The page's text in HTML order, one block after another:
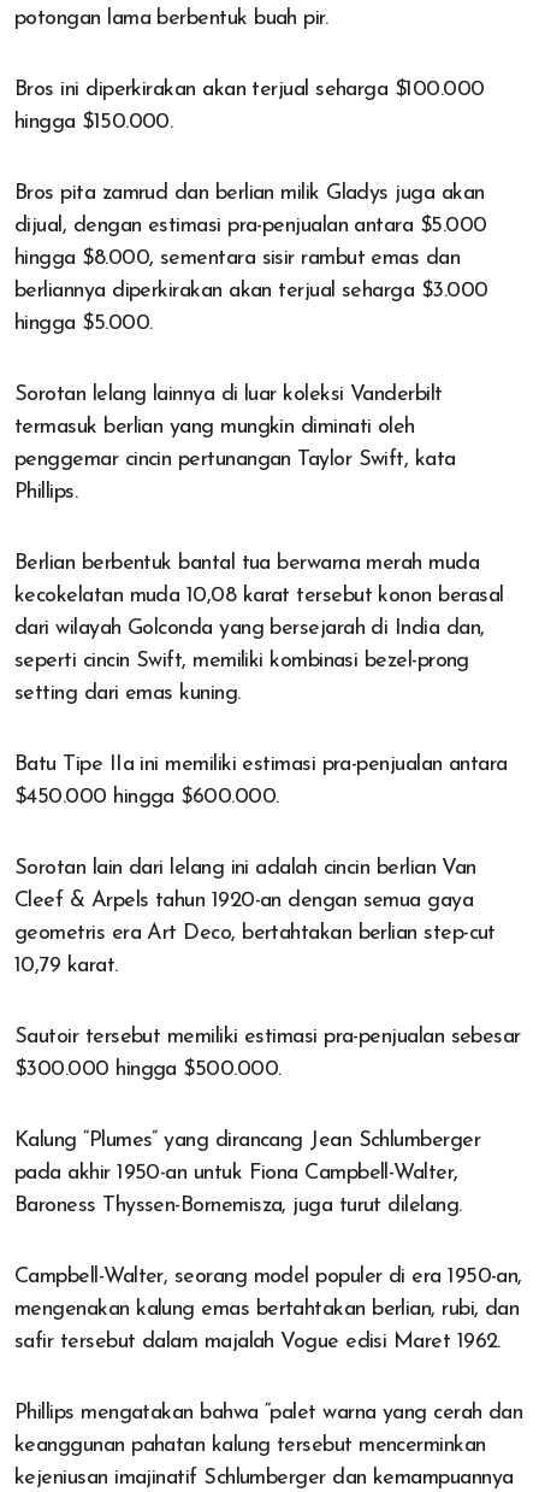
potongan lama berbentuk buah pir.
Bros ini diperkirakan akan terjual seharga $100.000
hingga $150.000.
Bros pita zamrud dan berlian milik Gladys juga akan
dijual, dengan estimasi pra-penjualan antara $5.000
hingga $8.000, sementara sisir rambut emas dan
berliannya diperkirakan akan terjual seharga $3.000
hingga $5.000.
Sorotan lelang lainnya di luar koleksi Vanderbilt
termasuk berlian yang mungkin diminati oleh
penggemar cincin pertunangan Taylor Swift, kata
Phillips.
Berlian berbentuk bantal tua berwarna merah muda
kecokelatan muda 10,08 karat tersebut konon berasal
dari wilayah Golconda yang bersejarah di India dan,
seperti cincin Swift, memiliki kombinasi bezel-prong
setting dari emas kuning.
Batu Tipe IIa ini memiliki estimasi pra-penjualan antara
$450.000 hingga $600.000.
Sorotan lain dari lelang ini adalah cincin berlian Van
Cleef & Arpels tahun 1920-an dengan semua gaya
geometris era Art Deco, bertahtakan berlian step-cut
10,79 karat.
Sautoir tersebut memiliki estimasi pra-penjualan sebesar
$300.000 hingga $500.000.
Kalung “Plumes” yang dirancang Jean Schlumberger
pada akhir 1950-an untuk Fiona Campbell-Walter,
Baroness Thyssen-Bornemisza, juga turut dilelang.
Campbell-Walter, seorang model populer di era 1950-an,
mengenakan kalung emas bertahtakan berlian, rubi, dan
safir tersebut dalam majalah Vogue edisi Maret 1962.
Phillips mengatakan bahwa “palet warna yang cerah dan
keanggunan pahatan kalung tersebut mencerminkan
kejeniusan imajinatif Schlumberger dan kemampuannya